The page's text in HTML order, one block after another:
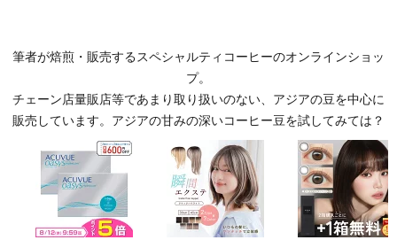
筆者が焙煎・販売するスペシャルティコーヒーのオンラインショッ
プ。
チェーン店量販店等であまり取り扱いのない、アジアの豆を中心に
販売しています。アジアの甘みの深いコーヒー豆を試してみては？